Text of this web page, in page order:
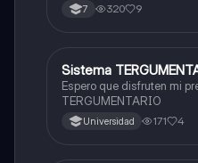
7 320 9
Biologia
Sistema
Espero que disfruten mi
TERGUMENTARIO
Universidad 171 4